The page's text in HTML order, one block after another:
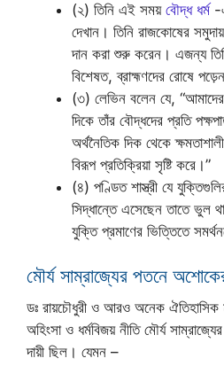
(২) তিনি এই সময় বৌদ্ধ ধর্ম-
দেখান। তিনি রাজকোষের
দান করা শুরু করেন। এজন্য
বিশেষত, ব্রাহ্মণদের রোষে
(৩) লেভিন বলেন যে,
দিকে তাঁর বৌদ্ধদের প্রতি
অর্থনৈতিক দিক থেকে
বিরূপ প্রতিক্রিয়া সৃষ্টি করে।”
(৪) পণ্ডিত শাস্ত্রী যে
সিদ্ধান্তে এসেছেন তাতে ভুল
যুক্তি প্রমাণের ভিত্তিতে
মৌর্য সাম্রাজ্যের পতনে
ডঃ রায়চৌধুরী ও আরও অনেক
অহিংসা ও ধর্মবিজয় নীতি মৌর্য
দায়ী ছিল। যেমন –